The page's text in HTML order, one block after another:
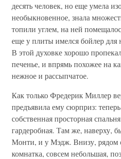
десять человек, но еще умела
необыкновенное, знала
топили углем, на ней
еще у плиты имелся бойлер для
В этой духовке хорошо
печенье, и впрямь похожее на
нежное и рассыпчатое.
Как только Фредерик Миллер
предъявила ему сюрприз:
собственная просторная
гардеробная. Там же, наверху,
Монти, и у Мэдж. Внизу, рядом
комнатка, совсем небольшая,